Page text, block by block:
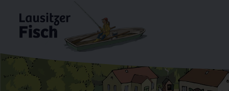
Willkommen beim Lausitzer Fisch – Erleben,